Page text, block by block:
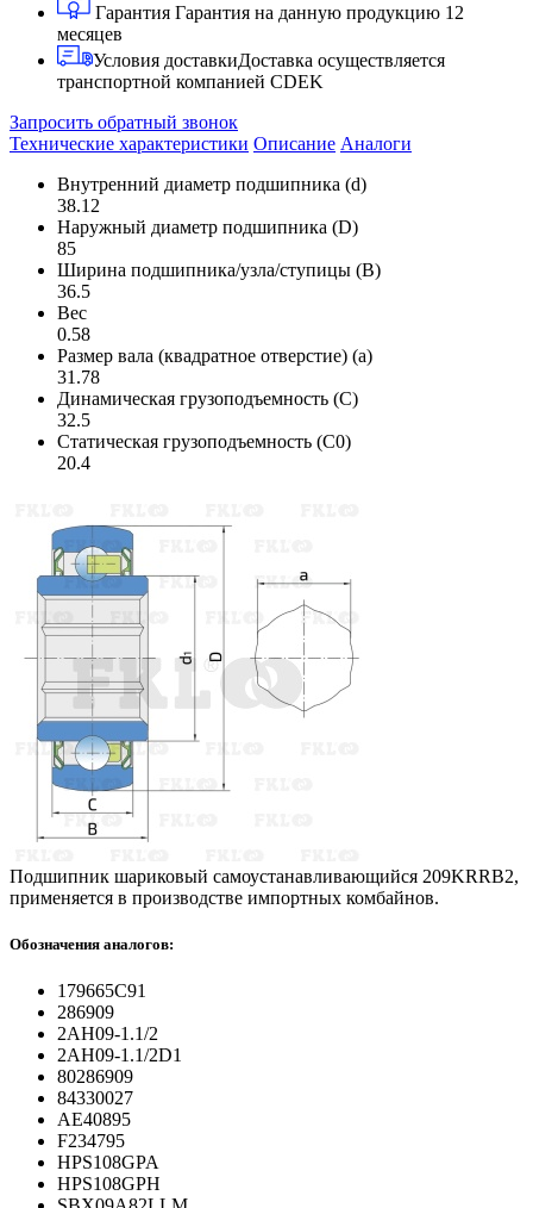
Гарантия Гарантия на данную продукцию 12
месяцев
Условия доставкиДоставка осуществляется
транспортной компанией CDEK
Запросить обратный звонок
Технические характеристики Описание Аналоги
Внутренний диаметр подшипника (d)
38.12
Наружный диаметр подшипника (D)
85
Ширина подшипника/узла/ступицы (B)
36.5
Вес
0.58
Размер вала (квадратное отверстие) (a)
31.78
Динамическая грузоподъемность (C)
32.5
Статическая грузоподъемность (C0)
20.4
Подшипник шариковый самоустанавливающийся 209KRRB2,
применяется в производстве импортных комбайнов.
Обозначения аналогов:
179665C91
286909
2AH09-1.1/2
2AH09-1.1/2D1
80286909
84330027
AE40895
F234795
HPS108GPA
HPS108GPH